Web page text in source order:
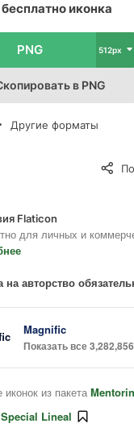
иконка
PNG 512px
в PNG
Другие форматы
Flaticon
для личных и
авторство
Magnific
Показать все
из пакета
Special Lineal